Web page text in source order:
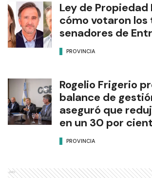
Ley de Propiedad
cómo votaron los
senadores de
PROVINCIA
Rogelio Frigerio
balance de
aseguró que
en un 30 por
PROVINCIA
Ads